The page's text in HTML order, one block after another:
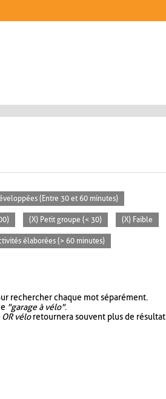
(Entre 30 et 60 minutes)
(X) Petit groupe (< 30) (X) Faible
élaborées (> 60 minutes)
rechercher chaque mot séparément.
"garage à vélo".
véloretournera souvent plus de résultat